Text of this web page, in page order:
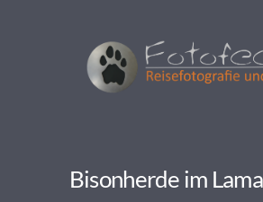
Bisonherde im